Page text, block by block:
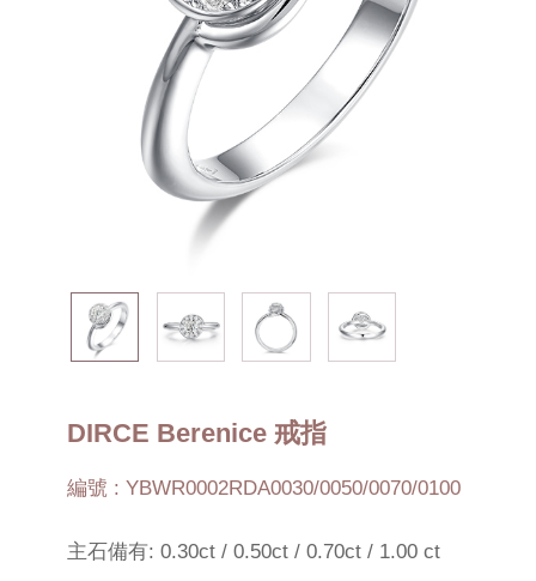
DIRCE Berenice 戒指
編號 : YBWR0002RDA0030/0050/0070/0100
主石備有: 0.30ct / 0.50ct / 0.70ct / 1.00 ct